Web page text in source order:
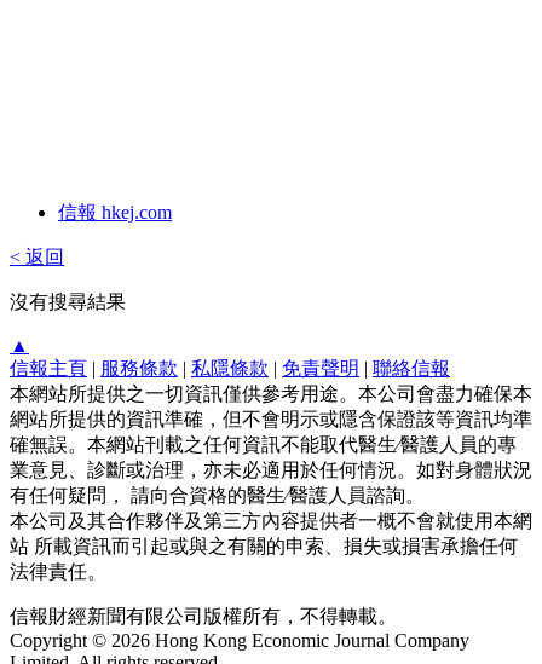
信報 hkej.com
< 返回
沒有搜尋結果
▲
信報主頁 | 服務條款 | 私隱條款 | 免責聲明 | 聯絡信報
本網站所提供之一切資訊僅供參考用途。本公司會盡力確保本
網站所提供的資訊準確，但不會明示或隱含保證該等資訊均準
確無誤。本網站刊載之任何資訊不能取代醫生∕醫護人員的專
業意見、診斷或治理，亦未必適用於任何情況。如對身體狀況
有任何疑問， 請向合資格的醫生∕醫護人員諮詢。
本公司及其合作夥伴及第三方內容提供者一概不會就使用本網
站 所載資訊而引起或與之有關的申索、損失或損害承擔任何
法律責任。
信報財經新聞有限公司版權所有，不得轉載。
Copyright © 2026 Hong Kong Economic Journal Company